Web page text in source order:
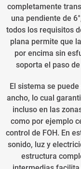
completamente
una pendiente de
todos los requisitos
plana permite que
por encima sin
soporta el paso
El sistema se
ancho, lo cual
incluso en las
como por ejemplo
control de FOH. En
sonido, luz y
estructura